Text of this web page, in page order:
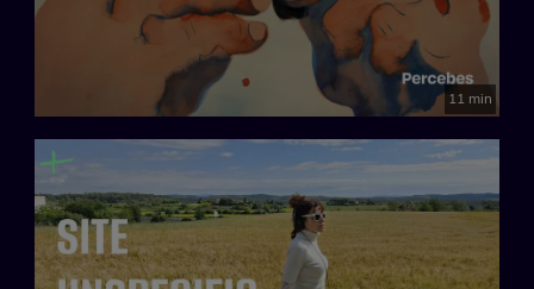
11 min